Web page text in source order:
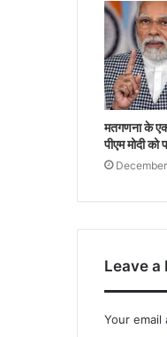
मतगणना के
पीएम मोदी को
Leave a
Your